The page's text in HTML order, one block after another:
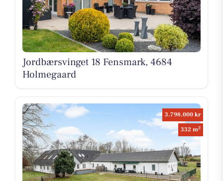
Jordbærsvinget 18 Fensmark, 4684
Holmegaard
3.798.000 kr
332 m2